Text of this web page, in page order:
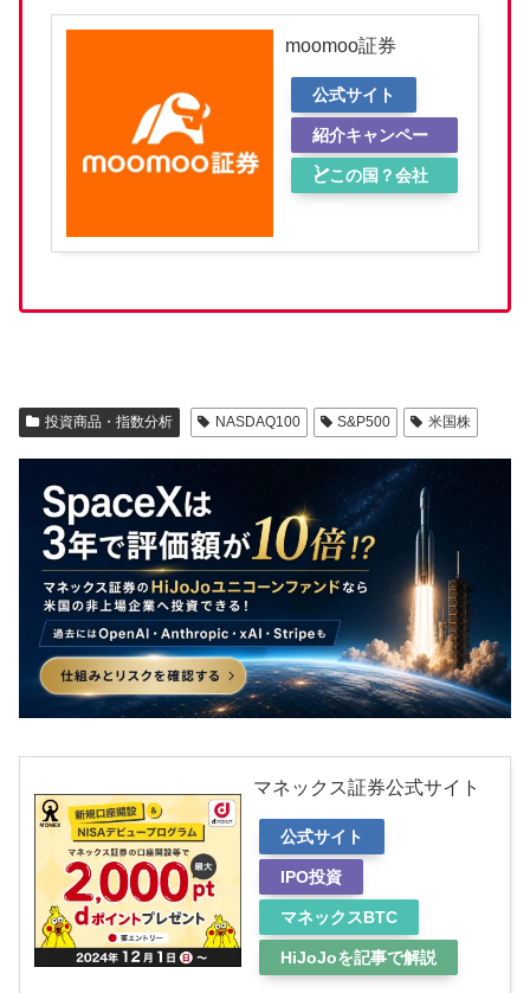
moomoo証券
公式サイト
紹介キャンペー
ン
どこの国？会社
投資商品・指数分析 NASDAQ100 S&P500 米国株
マネックス証券公式サイト
公式サイト
IPO投資
マネックスBTC
HiJoJoを記事で解説